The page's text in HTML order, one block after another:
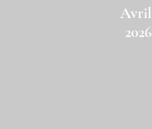
Avril
2026